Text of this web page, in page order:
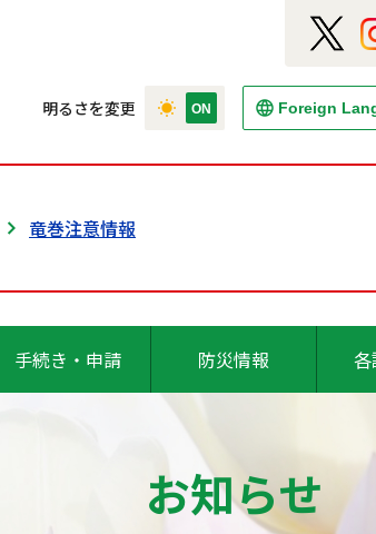
明るさを変更 Foreign
竜巻注意情報
手続き・申請 防災情報
お知らせ